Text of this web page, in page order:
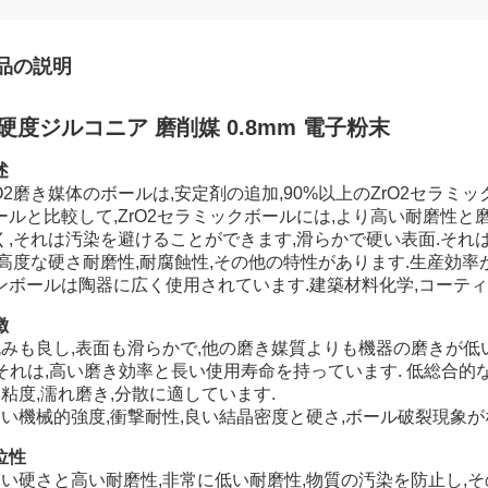
の説明
度ジルコニア 磨削媒 0.8mm 電子粉末
磨き媒体のボールは,安定剤の追加,90%以上のZrO2セラミ
ルと比較して,ZrO2セラミックボールには,より高い耐磨性と
,それは汚染を避けることができます,滑らかで硬い表面.それ
度な硬さ耐磨性,耐腐蝕性,その他の特性があります.生産効
ボールは陶器に広く使用されています.建築材料化学,コーテ
も良し,表面も滑らかで,他の磨き媒質よりも機器の磨きが低
れは,高い磨き効率と長い使用寿命を持っています. 低総合的
度,濡れ磨き,分散に適しています.
機械的強度,衝撃耐性,良い結晶密度と硬さ,ボール破裂現象が
性
硬さと高い耐磨性,非常に低い耐磨性,物質の汚染を防止し,